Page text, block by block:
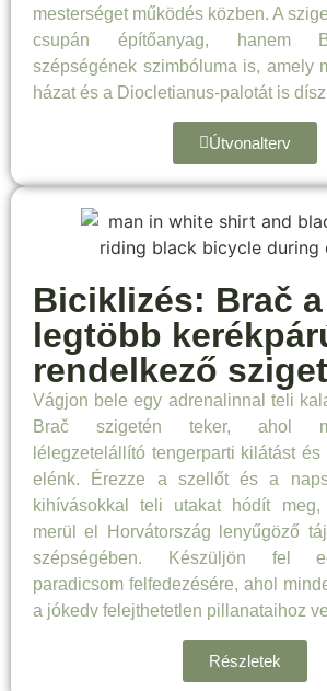
mesterséget működés közben. A
csupán építőanyag, hanem
szépségének szimbóluma is, amely
házat és a Diocletianus-palotát is
Útvonalterv
Biciklizés: Brač a
legtöbb
rendelkező sziget
Vágjon bele egy adrenalinnal teli
Brač szigetén teker, ahol
lélegzetelállító tengerparti kilátást és
elénk. Érezze a szellőt és a
kihívásokkal teli utakat hódít
merül el Horvátország lenyűgöző
szépségében. Készüljön fel
paradicsom felfedezésére, ahol
a jókedv felejthetetlen pillanataihoz
Részletek